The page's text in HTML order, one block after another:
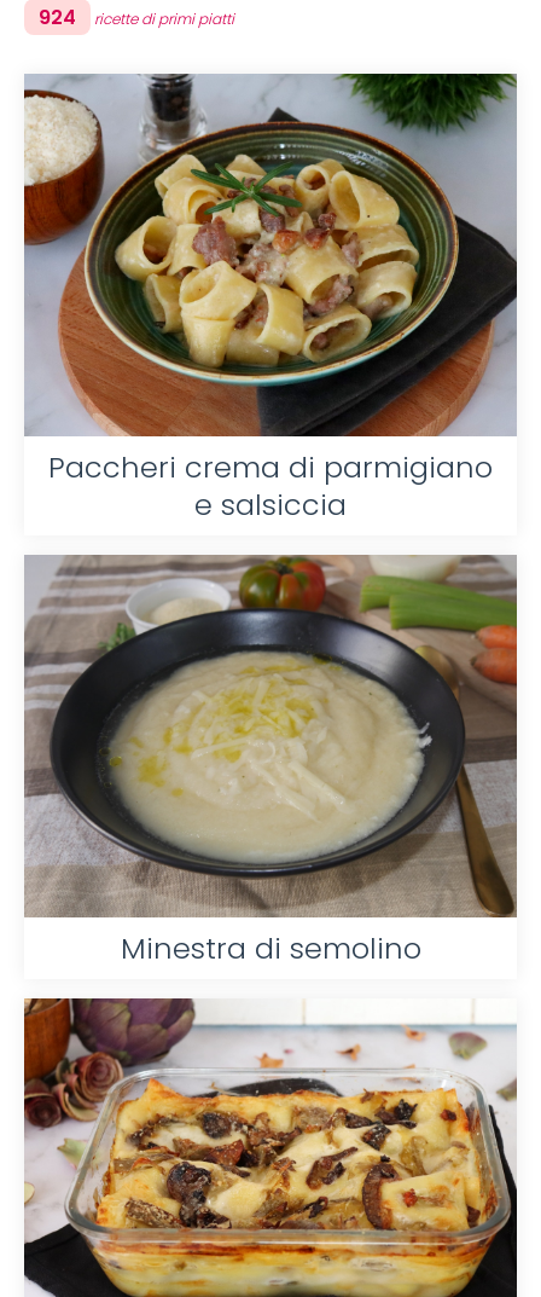
924 ricette di primi piatti
Paccheri crema di parmigiano
e salsiccia
Minestra di semolino